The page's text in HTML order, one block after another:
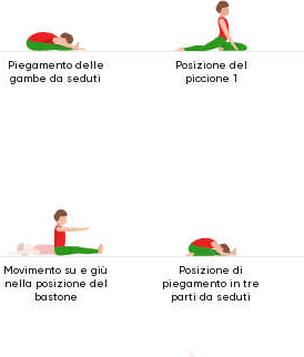
Piegamento delle
gambe da seduti
Posizione del
piccione 1
Movimento su e giù
nella posizione del
bastone
Posizione di
piegamento in tre
parti da seduti